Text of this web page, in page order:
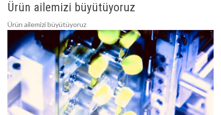
Ürün ailemizi büyütüyoruz
Ürün ailemizi büyütüyoruz